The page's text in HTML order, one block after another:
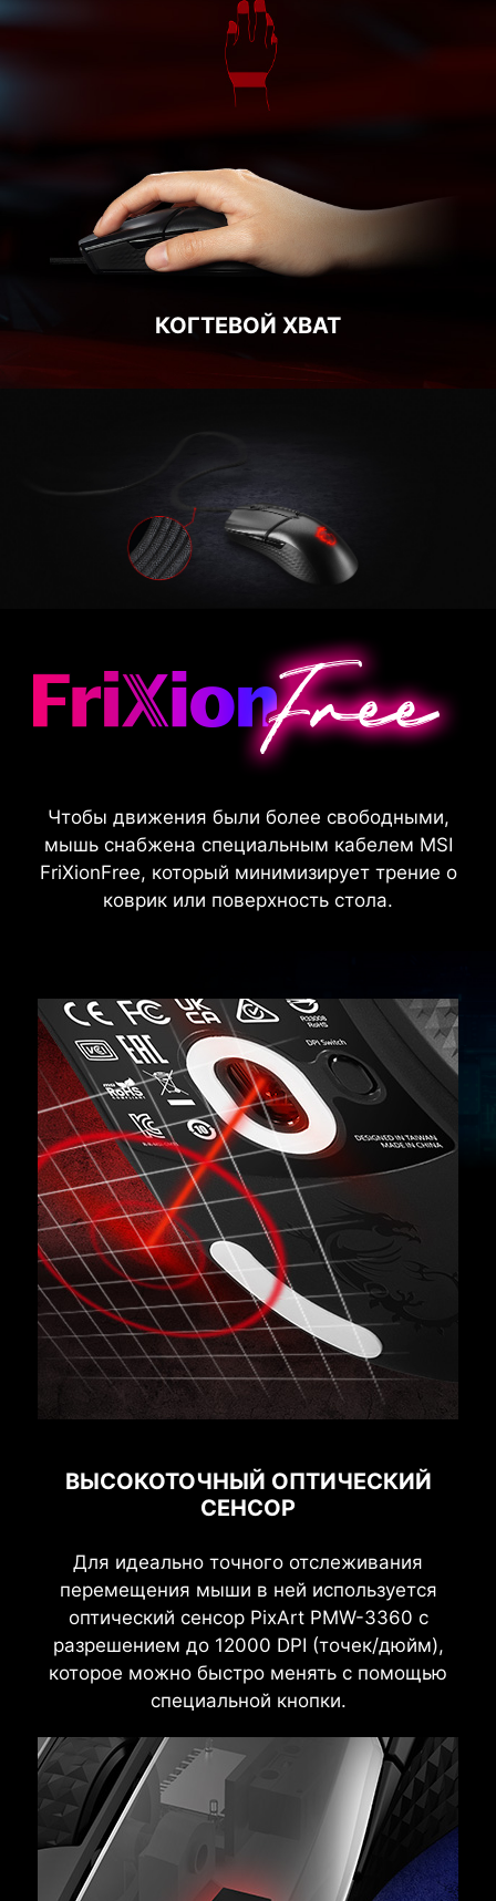
КОГТЕВОЙ ХВАТ
Чтобы движения были более свободными,
мышь снабжена специальным кабелем MSI
FriXionFree, который минимизирует трение о
коврик или поверхность стола.
ВЫСОКОТОЧНЫЙ ОПТИЧЕСКИЙ
СЕНСОР
Для идеально точного отслеживания
перемещения мыши в ней используется
оптический сенсор PixArt PMW-3360 с
разрешением до 12000 DPI (точек/дюйм),
которое можно быстро менять с помощью
специальной кнопки.